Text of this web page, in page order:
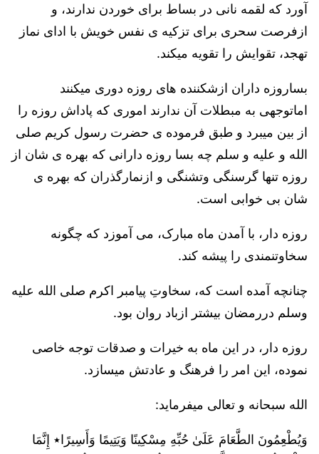
آورد که لقمه نانی در بساط برای خوردن ندارند، و
ازفرصت سحری برای تزکیه ی نفس خویش با ادای نماز
تهجد، تقوایش را تقویه میکند.
بساروزه داران ازشکننده های روزه دوری میکنند
اماتوجهی به مبطلات آن ندارند اموری که پاداش روزه را
از بین میبرد و طبق فرموده ی حضرت رسول کریم صلی
الله و علیه و سلم چه بسا روزه دارانی که بهره ی شان از
روزه تنها گرسنگی وتشنگی و ازنمارگذران که بهره ی
شان بی خوابی است.
روزه دار، با آمدن ماه مبارک، می آموزد که چگونه
سخاوتنمندی را پیشه کند.
چنانچه آمده است که، سخاوتِ پیامبر اکرم صلی الله علیه
وسلم دررمضان بیشتر ازباد روان بود.
روزه دار، در این ماه به خیرات و صدقات توجه خاصی
نموده، این امر را فرهنگ و عادتش میسازد.
الله سبحانه و تعالی میفرماید:
وَيُطْعِمُونَ الطَّعَامَ عَلَىٰ حُبِّهِ مِسْكِينًا وَيَتِيمًا وَأَسِيرًا٭ إِنَّمَا